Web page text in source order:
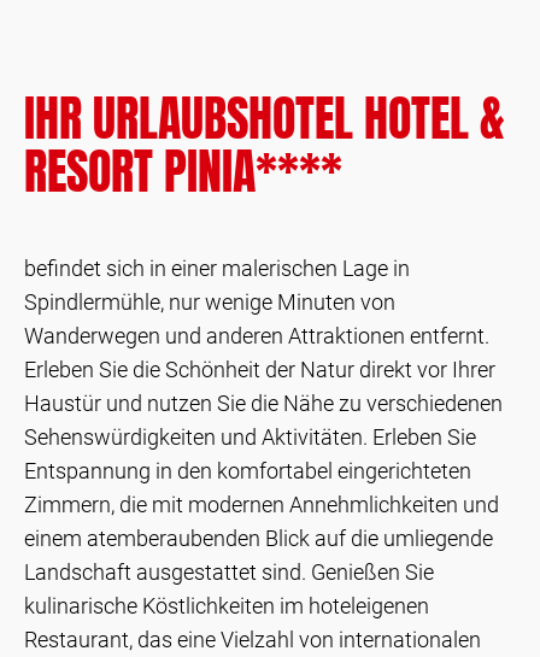
IHR URLAUBSHOTEL HOTEL &
RESORT PINIA****
befindet sich in einer malerischen Lage in
Spindlermühle, nur wenige Minuten von
Wanderwegen und anderen Attraktionen entfernt.
Erleben Sie die Schönheit der Natur direkt vor Ihrer
Haustür und nutzen Sie die Nähe zu verschiedenen
Sehenswürdigkeiten und Aktivitäten. Erleben Sie
Entspannung in den komfortabel eingerichteten
Zimmern, die mit modernen Annehmlichkeiten und
einem atemberaubenden Blick auf die umliegende
Landschaft ausgestattet sind. Genießen Sie
kulinarische Köstlichkeiten im hoteleigenen
Restaurant, das eine Vielzahl von internationalen